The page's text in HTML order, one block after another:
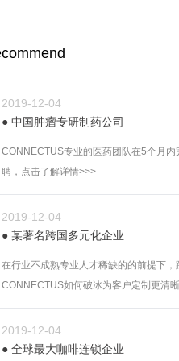
2019-12-04
中国肿瘤专研制药公司
CONNECTUS专业的医药团队在5个月
聘，点击了解详情>>>
2019-12-04
某著名跨国多元化企业
在行业不成熟专业人才稀缺的的前提下，
CONNECTUS如何破冰为客户定制更清
2019-12-04
全球最大咖啡连锁企业